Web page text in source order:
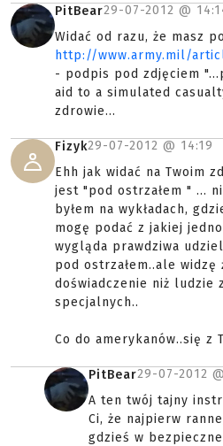
PitBear29-07-2012 @
Widać od razu, że masz
http://www.army.mil/
- podpis pod zdjęciem
aid to a simulated
zdrowie...
Fizyk29-07-2012 @ 14:19
Ehh jak widać na Twoim
jest "pod ostrzałem " ...
byłem na wykładach,
mogę podać z jakiej
wygląda prawdziwa
pod ostrzałem..ale widzę
doświadczenie niż ludzie
specjalnych..
Co do amerykanów..się z
PitBear29-07-2012 @
A ten twój tajny
Ci, że najpierw
gdzieś w